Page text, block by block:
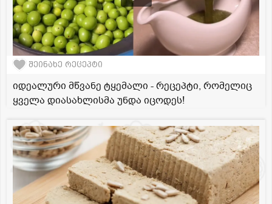
შეინახე რეცეპტი
იდეალური მწვანე ტყემალი - რეცეპტი, რომელიც
ყველა დიასახლისმა უნდა იცოდეს!